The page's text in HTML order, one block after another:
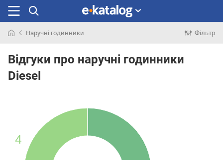
раніше
Наручні годинники Фільтр
Відгуки про наручні годинники
Diesel
4